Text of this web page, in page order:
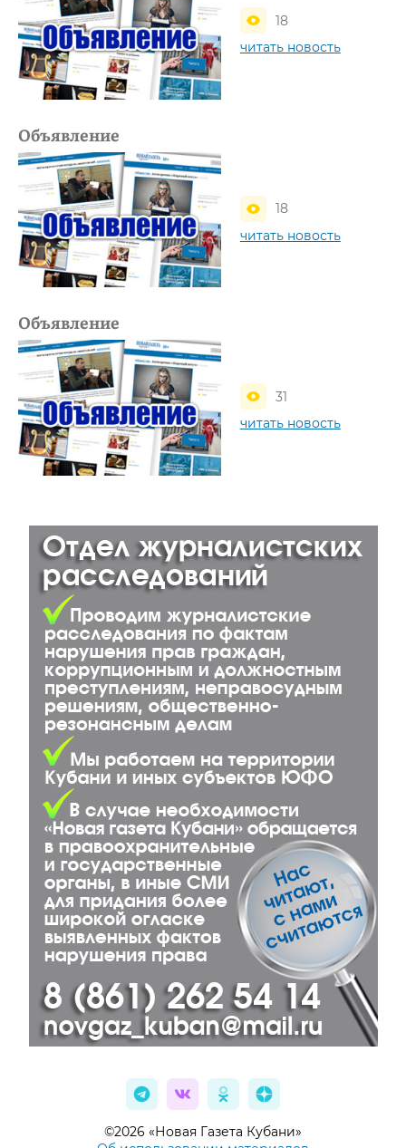
18
читать новость
Объявление
18
читать новость
Объявление
31
читать новость
©2026 «Новая Газета Кубани»